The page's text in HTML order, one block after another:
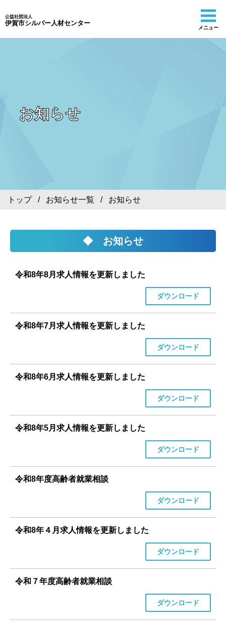
公益社団法人
伊賀市シルバー人材センター
メニュー
お知らせ
トップ/ お知らせ一覧 / お知らせ
◆ お知らせ
令和8年8月求人情報を更新しました
ダウンロード
令和8年7月求人情報を更新しました
ダウンロード
令和8年6月求人情報を更新しました
ダウンロード
令和8年5月求人情報を更新しました
ダウンロード
令和8年度高齢者就業相談
ダウンロード
令和8年４月求人情報を更新しました
ダウンロード
令和７年度高齢者就業相談
ダウンロード